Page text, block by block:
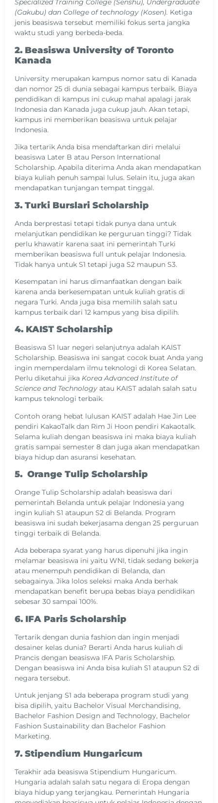
Specialized Training College (Senshu), Undergraduate
(Gakubu) dan College of technology (Kosen). Ketiga
jenis beasiswa tersebut memiliki fokus serta jangka
waktu studi yang berbeda-beda.
2. Beasiswa University of Toronto
Kanada
University merupakan kampus nomor satu di Kanada
dan nomor 25 di dunia sebagai kampus terbaik. Biaya
pendidikan di kampus ini cukup mahal apalagi jarak
Indonesia dan Kanada juga cukup jauh. Akan tetapi,
kampus ini memberikan beasiswa untuk pelajar
Indonesia.
Jika tertarik Anda bisa mendaftarkan diri melalui
beasiswa Later B atau Person International
Scholarship. Apabila diterima Anda akan mendapatkan
biaya kuliah penuh sampai lulus. Selain itu, juga akan
mendapatkan tunjangan tempat tinggal.
3. Turki Burslari Scholarship
Anda berprestasi tetapi tidak punya dana untuk
melanjutkan pendidikan ke perguruan tinggi? Tidak
perlu khawatir karena saat ini pemerintah Turki
memberikan beasiswa full untuk pelajar Indonesia.
Tidak hanya untuk S1 tetapi juga S2 maupun S3.
Kesempatan ini harus dimanfaatkan dengan baik
karena anda berkesempatan untuk kuliah gratis di
negara Turki. Anda juga bisa memilih salah satu
kampus terbaik dari 12 kampus yang bisa dipilih.
4. KAIST Scholarship
Beasiswa S1 luar negeri selanjutnya adalah KAIST
Scholarship. Beasiswa ini sangat cocok buat Anda yang
ingin memperdalam ilmu teknologi di Korea Selatan.
Perlu diketahui jika Korea Advanced Institute of
Science and Technology atau KAIST adalah salah satu
kampus teknologi terbaik.
Contoh orang hebat lulusan KAIST adalah Hae Jin Lee
pendiri KakaoTalk dan Rim Ji Hoon pendiri Kakaotalk.
Selama kuliah dengan beasiswa ini maka biaya kuliah
gratis sampai semester 8 dan juga akan mendapatkan
biaya hidup dan asuransi kesehatan.
5. Orange Tulip Scholarship
Orange Tulip Scholarship adalah beasiswa dari
pemerintah Belanda untuk pelajar Indonesia yang
ingin kuliah S1 ataupun S2 di Belanda. Program
beasiswa ini sudah bekerjasama dengan 25 perguruan
tinggi terbaik di Belanda.
Ada beberapa syarat yang harus dipenuhi jika ingin
melamar beasiswa ini yaitu WNI, tidak sedang bekerja
atau menempuh pendidikan di Belanda, dan
sebagainya. Jika lolos seleksi maka Anda berhak
mendapatkan benefit berupa bebas biaya pendidikan
sebesar 30 sampai 100%.
6. IFA Paris Scholarship
Tertarik dengan dunia fashion dan ingin menjadi
desainer kelas dunia? Berarti Anda harus kuliah di
Prancis dengan beasiswa IFA Paris Scholarship.
Dengan beasiswa ini Anda bisa kuliah S1 ataupun S2 di
negara tersebut.
Untuk jenjang S1 ada beberapa program studi yang
bisa dipilih, yaitu Bachelor Visual Merchandising,
Bachelor Fashion Design and Technology, Bachelor
Fashion Sustainability dan Bachelor Fashion
Marketing.
7. Stipendium Hungaricum
Terakhir ada beasiswa Stipendium Hungaricum.
Hungaria adalah salah satu negara di Eropa dengan
biaya hidup yang terjangkau. Pemerintah Hungaria